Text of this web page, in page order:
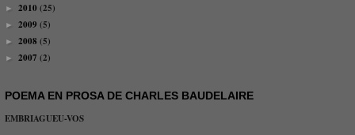
► 2010 (25)
► 2009 (5)
► 2008 (5)
► 2007 (2)
POEMA EN PROSA DE CHARLES BAUDELAIRE
EMBRIAGUEU-VOS